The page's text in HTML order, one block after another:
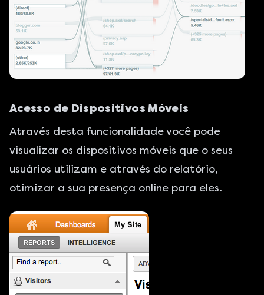
Acesso de Dispositivos Móveis
Através desta funcionalidade você pode
visualizar os dispositivos móveis que o seus
usuários utilizam e através do relatório,
otimizar a sua presença online para eles.